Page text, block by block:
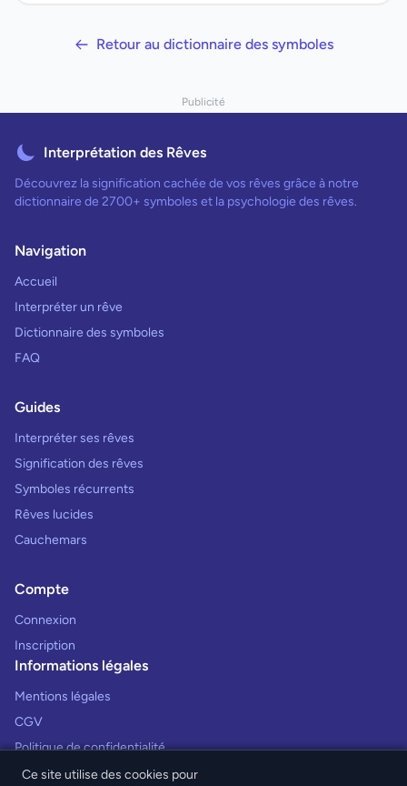
Retour au dictionnaire des symboles
Publicité
Interprétation des Rêves
Découvrez la signification cachée de vos rêves grâce à notre
dictionnaire de 2700+ symboles et la psychologie des rêves.
Navigation
Accueil
Interpréter un rêve
Dictionnaire des symboles
FAQ
Guides
Interpréter ses rêves
Signification des rêves
Symboles récurrents
Rêves lucides
Cauchemars
Compte
Connexion
Inscription
Informations légales
Mentions légales
CGV
Politique de confidentialité
Ce site utilise des cookies pour